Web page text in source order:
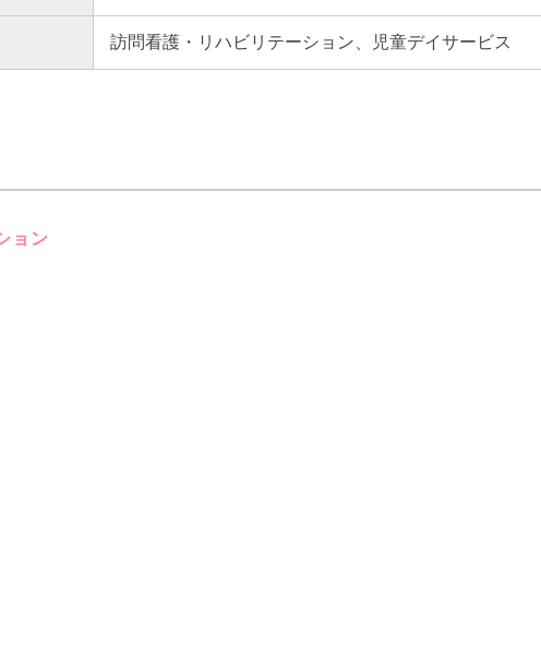
訪問看護・リハビリテーション、児童デイサービス
ョン